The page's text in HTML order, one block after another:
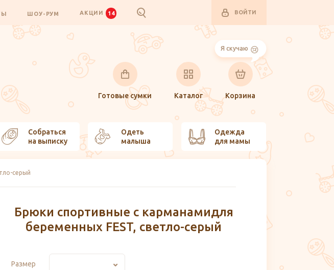
ШОУ-РУМ АКЦИИ 14 ВОЙТИ
Готовые сумки
Каталог
Я скучаю
Корзина
Собраться
на выписку
Одеть
малыша
Одежда
для мамы
серый
Брюки спортивные с карманамидля
беременных FEST, светло-серый
Размер